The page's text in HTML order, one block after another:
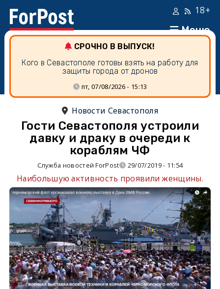
Меню
18+
СРОЧНО В ВЫПУСК!
Кого в Севастополе готовы взять на работу для
защиты города от дронов
пт, 07/08/2026 - 15:13
Новости Севастополя
Гости Севастополя устроили
давку и драку в очереди к
кораблям ЧФ
Служба новостей ForPost 29/07/2019 - 11:54
Наибольшую активность проявили женщины.